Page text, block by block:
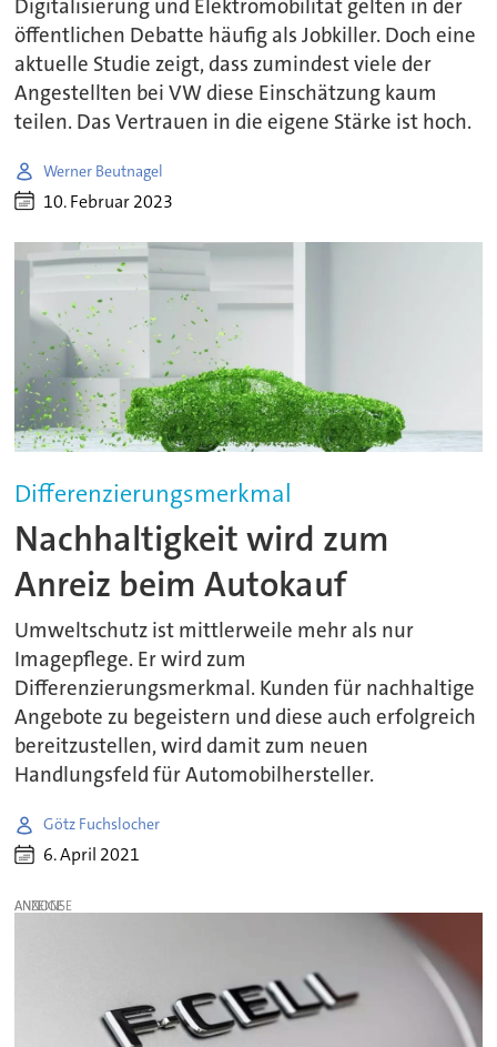
Digitalisierung und Elektromobilität gelten in der
öffentlichen Debatte häufig als Jobkiller. Doch eine
aktuelle Studie zeigt, dass zumindest viele der
Angestellten bei VW diese Einschätzung kaum
teilen. Das Vertrauen in die eigene Stärke ist hoch.
Werner Beutnagel
10. Februar 2023
Differenzierungsmerkmal
Nachhaltigkeit wird zum
Anreiz beim Autokauf
Umweltschutz ist mittlerweile mehr als nur
Imagepflege. Er wird zum
Differenzierungsmerkmal. Kunden für nachhaltige
Angebote zu begeistern und diese auch erfolgreich
bereitzustellen, wird damit zum neuen
Handlungsfeld für Automobilhersteller.
Götz Fuchslocher
6. April 2021
ANZEIGE